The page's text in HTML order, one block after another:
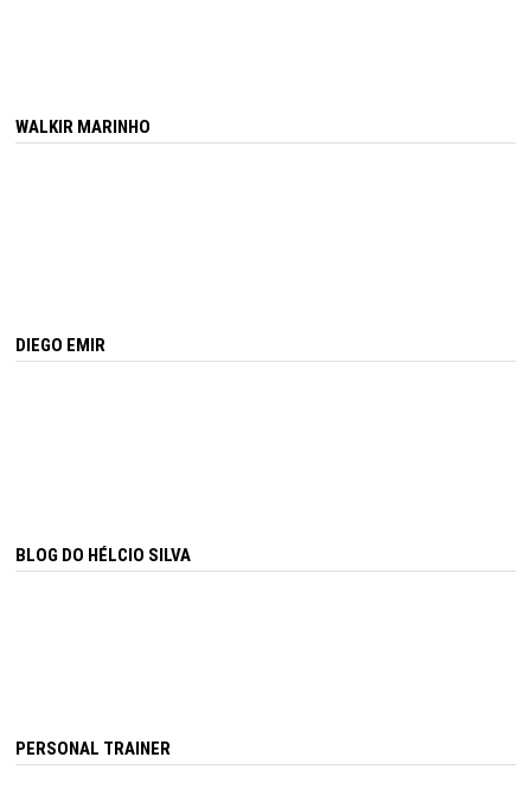
WALKIR MARINHO
DIEGO EMIR
BLOG DO HÉLCIO SILVA
PERSONAL TRAINER